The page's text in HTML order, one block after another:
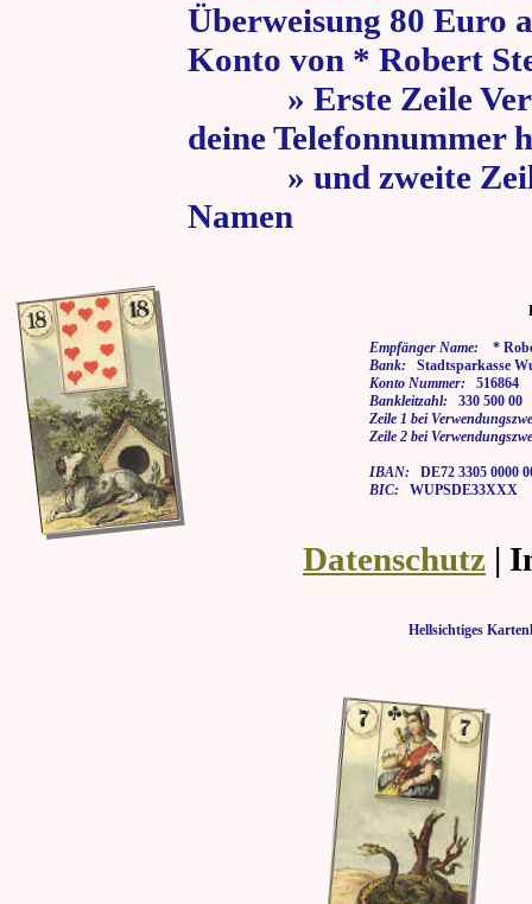
Überweisung 80 Euro
Konto von * Robert
» Erste Zeile
deine Telefonnummer
» und zweite Zeile
Namen
Empfänger Name: *
Bank: Stadtsparkasse
Konto Nummer: 516864
Bankleitzahl: 330 500 00
Zeile 1 bei
Zeile 2 bei
IBAN: DE72 3305 0000
BIC: WUPSDE33XXX
Datenschutz |
Hellsichtiges